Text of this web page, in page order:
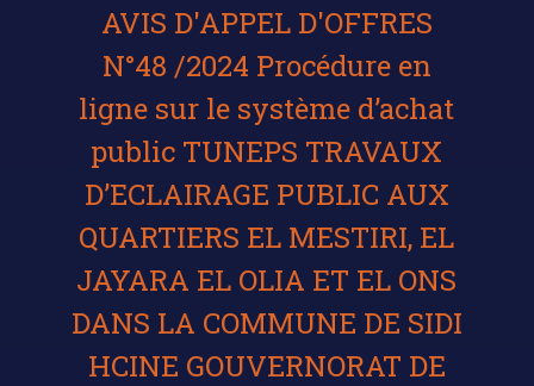
AVIS D'APPEL D'OFFRES
N°48 /2024 Procédure en
ligne sur le système d’achat
public TUNEPS TRAVAUX
D’ECLAIRAGE PUBLIC AUX
QUARTIERS EL MESTIRI, EL
JAYARA EL OLIA ET EL ONS
DANS LA COMMUNE DE SIDI
HCINE GOUVERNORAT DE